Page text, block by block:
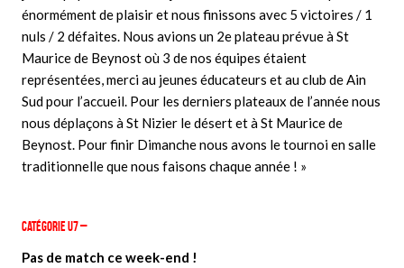
énormément de plaisir et nous finissons avec 5 victoires / 1
nuls / 2 défaites. Nous avions un 2e plateau prévue à St
Maurice de Beynost où 3 de nos équipes étaient
représentées, merci au jeunes éducateurs et au club de Ain
Sud pour l’accueil. Pour les derniers plateaux de l’année nous
nous déplaçons à St Nizier le désert et à St Maurice de
Beynost. Pour finir Dimanche nous avons le tournoi en salle
traditionnelle que nous faisons chaque année ! »
Catégorie U7 –
Pas de match ce week-end !